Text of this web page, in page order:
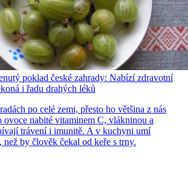
poklad české zahrady: Nabízí zdravotní
i řadu drahých léků
po celé zemi, přesto ho většina z nás
ovoce nabité vitaminem C, vlákninou a
trávení i imunitě. A v kuchyni umí
by člověk čekal od keře s trny.